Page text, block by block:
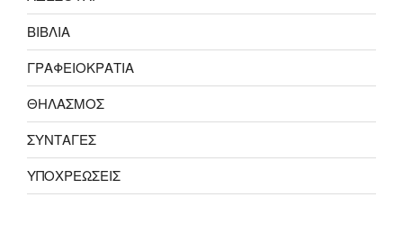
ΒΙΒΛΙΑ
ΓΡΑΦΕΙΟΚΡΑΤΙΑ
ΘΗΛΑΣΜΟΣ
ΣΥΝΤΑΓΕΣ
ΥΠΟΧΡΕΩΣΕΙΣ